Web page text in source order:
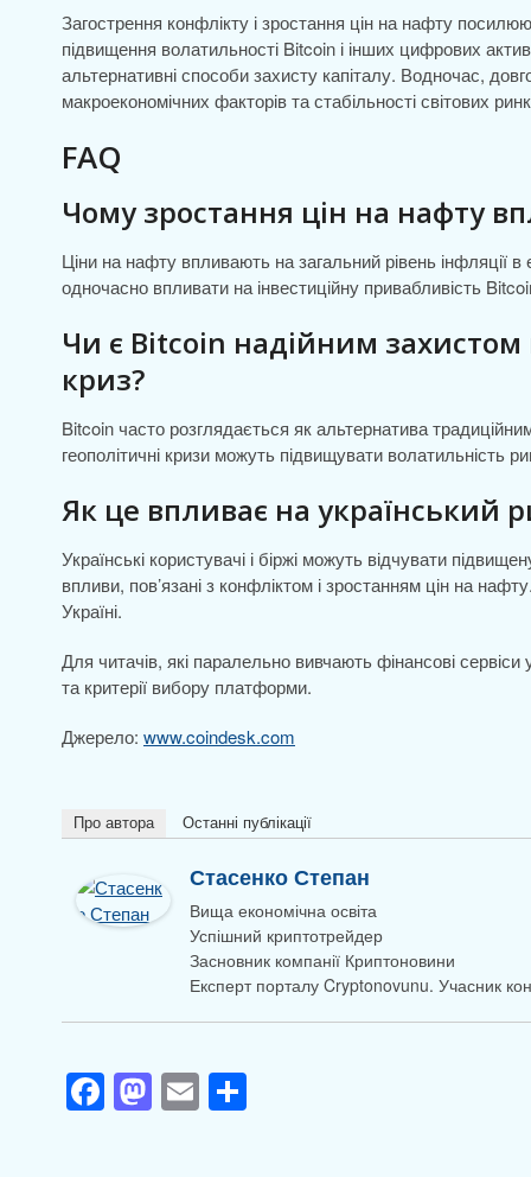
Загострення конфлікту і зростання цін на нафту
підвищення волатильності Bitcoin і інших цифрових
альтернативні способи захисту капіталу. Водночас,
макроекономічних факторів та стабільності світових
FAQ
Чому зростання цін на нафту
Ціни на нафту впливають на загальний рівень інфляції
одночасно впливати на інвестиційну привабливість
Чи є Bitcoin надійним захистом
криз?
Bitcoin часто розглядається як альтернатива
геополітичні кризи можуть підвищувати
Як це впливає на український
Українські користувачі і біржі можуть відчувати
впливи, пов’язані з конфліктом і зростанням цін на
Україні.
Для читачів, які паралельно вивчають фінансові
та критерії вибору платформи.
Джерело: www.coindesk.com
Про автора Останні публікації
Стасенко Степан
Вища економічна освіта
Успішний криптотрейдер
Засновник компанії Криптоновини
Експерт порталу Cryptonovunu. Учасник
F
a
M
a
E
m